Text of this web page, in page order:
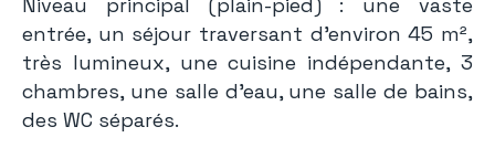
entrée, un séjour traversant d’environ 45 m²,
très lumineux, une cuisine indépendante, 3
chambres, une salle d’eau, une salle de bains,
des WC séparés.